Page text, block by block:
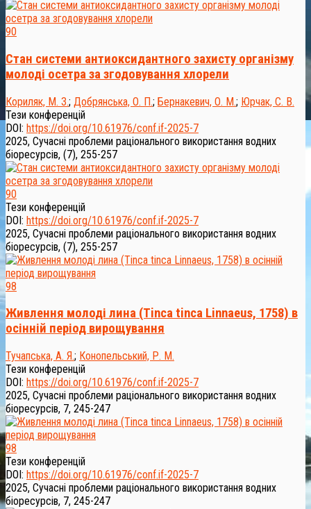
90
Стан системи антиоксидантного захисту організму
молоді осетра за згодовування хлорели
Кориляк, М. З.; Добрянська, О. П.; Бернакевич, О. М.; Юрчак, С. В.
Тези конференцій
DOI: https://doi.org/10.61976/conf.if-2025-7
2025, Сучасні проблеми раціонального використання водних
біоресурсів, (7), 255-257
90
Тези конференцій
DOI: https://doi.org/10.61976/conf.if-2025-7
2025, Сучасні проблеми раціонального використання водних
біоресурсів, (7), 255-257
98
Живлення молоді лина (Tinca tinca Linnaeus, 1758) в
осінній період вирощування
Тучапська, А. Я.; Конопельський, Р. М.
Тези конференцій
DOI: https://doi.org/10.61976/conf.if-2025-7
2025, Сучасні проблеми раціонального використання водних
біоресурсів, 7, 245-247
98
Тези конференцій
DOI: https://doi.org/10.61976/conf.if-2025-7
2025, Сучасні проблеми раціонального використання водних
біоресурсів, 7, 245-247